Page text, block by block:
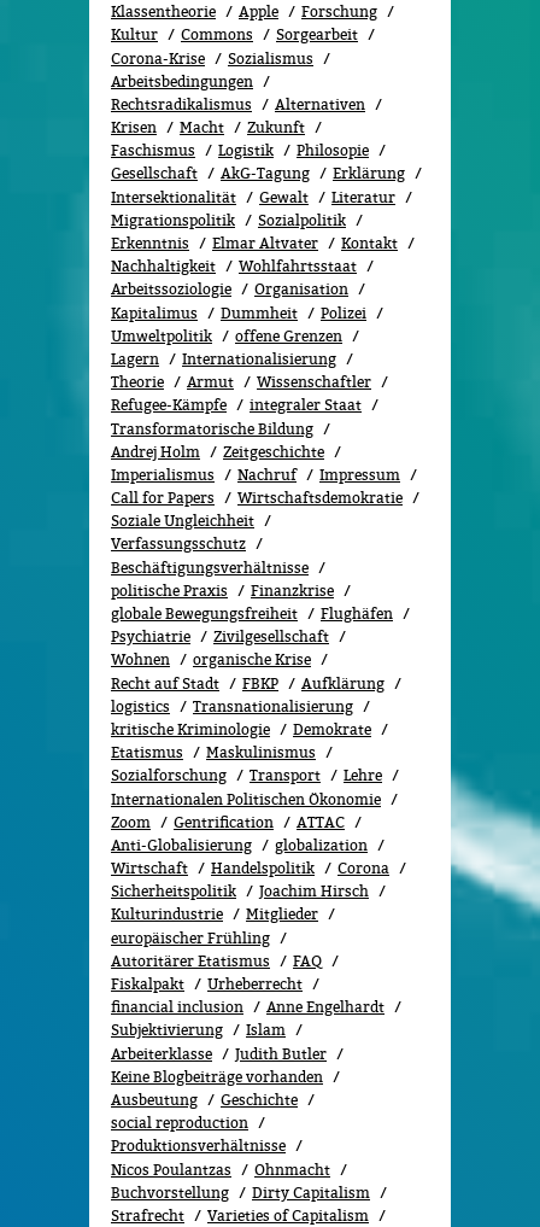
Klassentheorie
Apple
Forschung
Kultur
Commons
Sorgearbeit
Corona-Krise
Sozialismus
Arbeitsbedingungen
Rechtsradikalismus
Alternativen
Krisen
Macht
Zukunft
Faschismus
Logistik
Philosopie
Gesellschaft
AkG-Tagung
Erklärung
Intersektionalität
Gewalt
Literatur
Migrationspolitik
Sozi­al­po­li­tik
Erkenntnis
Elmar Altvater
Kontakt
Nachhaltigkeit
Wohlfahrtsstaat
Arbeitssoziologie
Organisation
Kapitalimus
Dummheit
Polizei
Umweltpolitik
offene Grenzen
Lagern
Internationalisierung
Theorie
Armut
Wissenschaftler
Refugee-Kämpfe
integraler Staat
Transformatorische Bildung
Andrej Holm
Zeitgeschichte
Imperialismus
Nachruf
Impressum
Call for Papers
Wirtschaftsdemokratie
Soziale Ungleichheit
Verfassungsschutz
Beschäftigungsverhältnisse
politische Praxis
Finanzkrise
globale Bewegungsfreiheit
Flughäfen
Psychiatrie
Zivilgesellschaft
Wohnen
organische Krise
Recht auf Stadt
FBKP
Aufklärung
logistics
Transnationalisierung
kritische Kriminologie
Demokrate
Etatismus
Maskulinismus
Sozialforschung
Transport
Lehre
Internationalen Politischen Ökonomie
Zoom
Gentrification
ATTAC
Anti-Globalisierung
globalization
Wirtschaft
Handelspolitik
Corona
Sicherheitspolitik
Joachim Hirsch
Kulturindustrie
Mitglieder
europäischer Frühling
Autoritärer Etatismus
FAQ
Fiskalpakt
Urheberrecht
financial inclusion
Anne Engelhardt
Subjektivierung
Islam
Arbeiterklasse
Judith Butler
Keine Blogbeiträge vorhanden
Ausbeutung
Geschichte
social reproduction
Produktionsverhältnisse
Nicos Poulantzas
Ohnmacht
Buchvorstellung
Dirty Capitalism
Strafrecht
Varieties of Capitalism